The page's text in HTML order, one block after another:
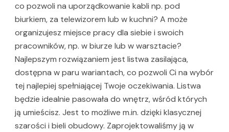
co pozwoli na uporządkowanie kabli np. pod
biurkiem, za telewizorem lub w kuchni? A może
organizujesz miejsce pracy dla siebie i swoich
pracowników, np. w biurze lub w warsztacie?
Najlepszym rozwiązaniem jest listwa zasilająca,
dostępna w paru wariantach, co pozwoli Ci na wybór
tej najlepiej spełniającej Twoje oczekiwania. Listwa
będzie idealnie pasowała do wnętrz, wśród których
ją umieścisz. Jest to możliwe m.in. dzięki klasycznej
szarości i bieli obudowy. Zaprojektowaliśmy ją w